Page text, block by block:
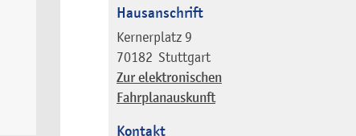
Hausanschrift
Kernerplatz 9
70182 Stuttgart
Zur elektronischen
Fahrplanauskunft
Kontakt